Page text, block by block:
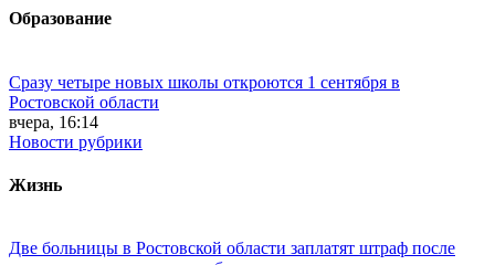
Образование
Сразу четыре новых школы откроются 1 сентября в
Ростовской области
вчера, 16:14
Новости рубрики
Жизнь
Две больницы в Ростовской области заплатят штраф после